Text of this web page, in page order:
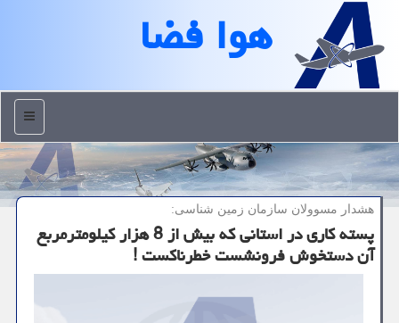
هوا فضا
منو
هشدار مسوولان سازمان زمین شناسی:
پسته كاری در استانی كه بیش از 8 هزار كیلومترمربع
آن دستخوش فرونشست خطرناكست !